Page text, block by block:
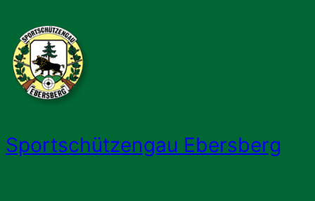
Inhalt
springen
Sportschützengau Ebersberg